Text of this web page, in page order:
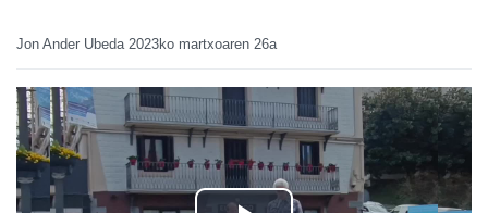
Jon Ander Ubeda 2023ko martxoaren 26a